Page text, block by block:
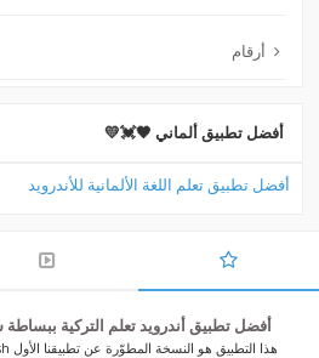
أرقام
أفضل تطبيق ألماني 🖤💓💛
أفضل تطبيق تعلم اللغة الألمانية للأندرويد
أفضل تطبيق أندرويد تعلم التركية